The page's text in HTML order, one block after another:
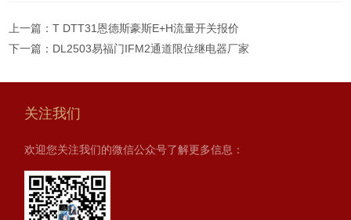
上一篇：T DTT31恩德斯豪斯E+H流量开关报价
下一篇： DL2503易福门IFM2通道限位继电器厂家
关注我们
欢迎您关注我们的微信公众号了解更多信息：